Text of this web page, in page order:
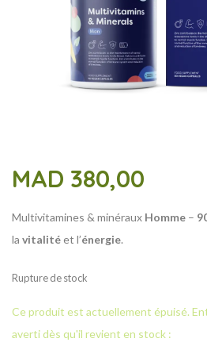
MAD 380,00
Multivitamines & minéraux Homme –
la vitalitéet l’énergie.
Rupture de stock
Ce produit est actuellement épuisé.
averti dès qu'il revient en stock :